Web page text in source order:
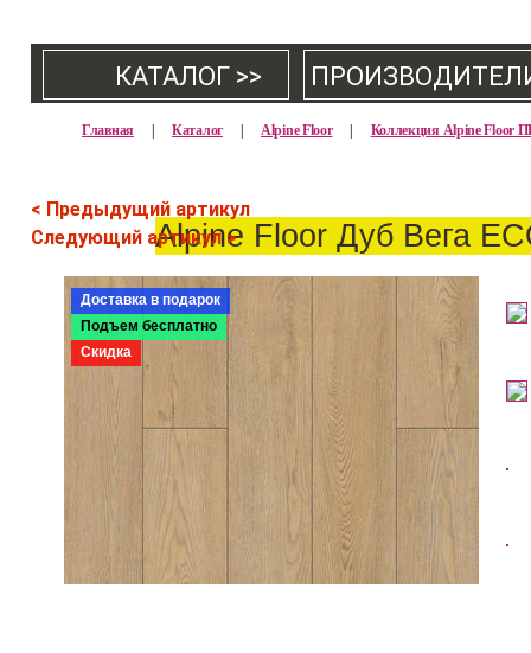
КАТАЛОГ >>
Главная | Каталог | Alpine Floor | Коллекция Alpine
< Предыдущий артикул
Следующий артикул >Alpine Floor Дуб Вега
Доставка в подарок
Подъем бесплатно
Скидка